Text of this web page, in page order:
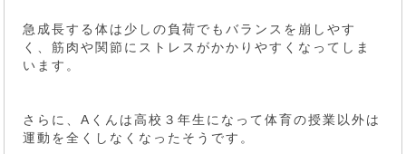
急成長する体は少しの負荷でもバランスを崩しやす
く、筋肉や関節にストレスがかかりやすくなってしま
います。
さらに、Aくんは高校３年生になって体育の授業以外は
運動を全くしなくなったそうです。